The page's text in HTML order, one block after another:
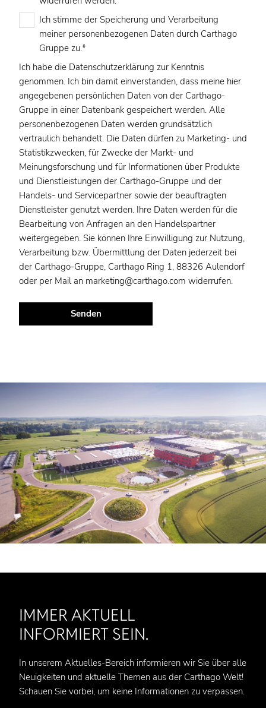
Ich stimme der Speicherung und Verarbeitung
meiner personenbezogenen Daten durch Carthago
Gruppe zu.*
Ich habe die Datenschutzerklärung zur Kenntnis
genommen. Ich bin damit einverstanden, dass meine hier
angegebenen persönlichen Daten von der Carthago-
Gruppe in einer Datenbank gespeichert werden. Alle
personenbezogenen Daten werden grundsätzlich
vertraulich behandelt. Die Daten dürfen zu Marketing- und
Statistikzwecken, für Zwecke der Markt- und
Meinungsforschung und für Informationen über Produkte
und Dienstleistungen der Carthago-Gruppe und der
Handels- und Servicepartner sowie der beauftragten
Dienstleister genutzt werden. Ihre Daten werden für die
Bearbeitung von Anfragen an den Handelspartner
weitergegeben. Sie können Ihre Einwilligung zur Nutzung,
Verarbeitung bzw. Übermittlung der Daten jederzeit bei
der Carthago-Gruppe, Carthago Ring 1, 88326 Aulendorf
oder per Mail an marketing@carthago.com widerrufen.
IMMER AKTUELL
INFORMIERT SEIN.
In unserem Aktuelles-Bereich informieren wir Sie über alle
Neuigkeiten und aktuelle Themen aus der Carthago Welt!
Schauen Sie vorbei, um keine Informationen zu verpassen.